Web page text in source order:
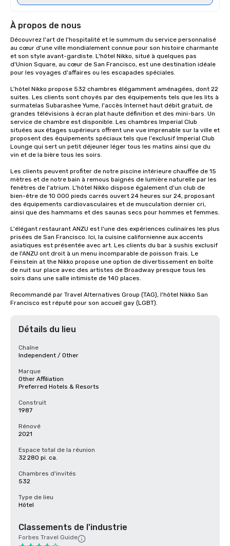
À propos de nous
Découvrez l'art de l'hospitalité et le summum du service personnalisé
au cœur d'une ville mondialement connue pour son histoire charmante
et son style avant-gardiste. L'hôtel Nikko, situé à quelques pas
d'Union Square, au cœur de San Francisco, est une destination idéale
pour les voyages d'affaires ou les escapades spéciales.
L'hôtel Nikko propose 532 chambres élégamment aménagées, dont 22
suites. Les clients sont choyés par des équipements tels que les lits à
surmatelas Subarashee Yume, l'accès Internet haut débit gratuit, de
grandes télévisions à écran plat haute définition et des mini-bars. Un
service de chambre est disponible. Les chambres Imperial Club
situées aux étages supérieurs offrent une vue imprenable sur la ville et
proposent des équipements spéciaux tels que l'exclusif Imperial Club
Lounge qui sert un petit déjeuner léger tous les matins ainsi que du
vin et de la bière tous les soirs.
Les clients peuvent profiter de notre piscine intérieure chauffée de 15
mètres et de notre bain à remous baignés de lumière naturelle par les
fenêtres de l'atrium. L'hôtel Nikko dispose également d'un club de
bien-être de 10 000 pieds carrés ouvert 24 heures sur 24, proposant
des équipements cardiovasculaires et de musculation dernier cri,
ainsi que des hammams et des saunas secs pour hommes et femmes.
L'élégant restaurant ANZU est l'une des expériences culinaires les plus
prisées de San Francisco. Ici, la cuisine californienne aux accents
asiatiques est présentée avec art. Les clients du bar à sushis exclusif
de l'ANZU ont droit à un menu incomparable de poisson frais. Le
Feinstein at the Nikko propose une option de divertissement en boîte
de nuit sur place avec des artistes de Broadway presque tous les
soirs dans une salle intimiste de 140 places.
Recommandé par Travel Alternatives Group (TAG), l'hôtel Nikko San
Francisco est réputé pour son accueil gay (LGBT).
Détails du lieu
Chaîne
Independent / Other
Marque
Other Affiliation
Preferred Hotels & Resorts
Construit
1987
Rénové
2021
Espace total de la réunion
32 280 pi. ca.
Chambres d'invités
532
Type de lieu
Hôtel
Classements de l'industrie
Forbes Travel Guide